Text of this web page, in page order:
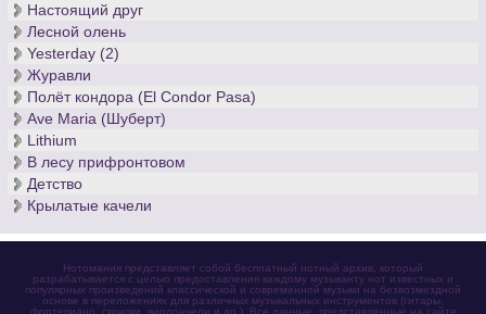
Настоящий друг
Лесной олень
Yesterday (2)
Журавли
Полёт кондора (El Condor Pasa)
Ave Maria (Шуберт)
Lithium
В лесу прифронтовом
Детство
Крылатые качели
Нотомания представляет собой бесплатный нотный архив, который
разрабатывается с целью предоставления каждому музыканту нот известных и
популярных произведений классической и современной музыки на безвозмездной
основе в переложениях для различных музыкальных инструментов (гитары,